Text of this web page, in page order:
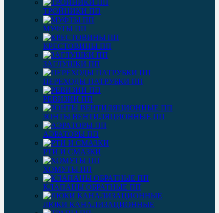
ТРОЙНИКИ ПП
МУФТЫ ПП
КРЕСТОВИНЫ ПП
ЗАГЛУШКИ ПП
ПЕРЕХОДЫ ПАТРУБКИ ПП
РЕВИЗИИ ПП
ЗОНТЫ ВЕНТИЛЯЦИОННЫЕ ПП
АЭРАТОРЫ ПП
РТИ И СМАЗКИ
ХОМУТЫ ПП
КЛАПАНЫ ОБРАТНЫЕ ПП
ЛЮКИ КАНАЛИЗАЦИОННЫЕ